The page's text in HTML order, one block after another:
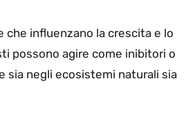
che influenzano la crescita e lo
possono agire come inibitori o
sia negli ecosistemi naturali sia